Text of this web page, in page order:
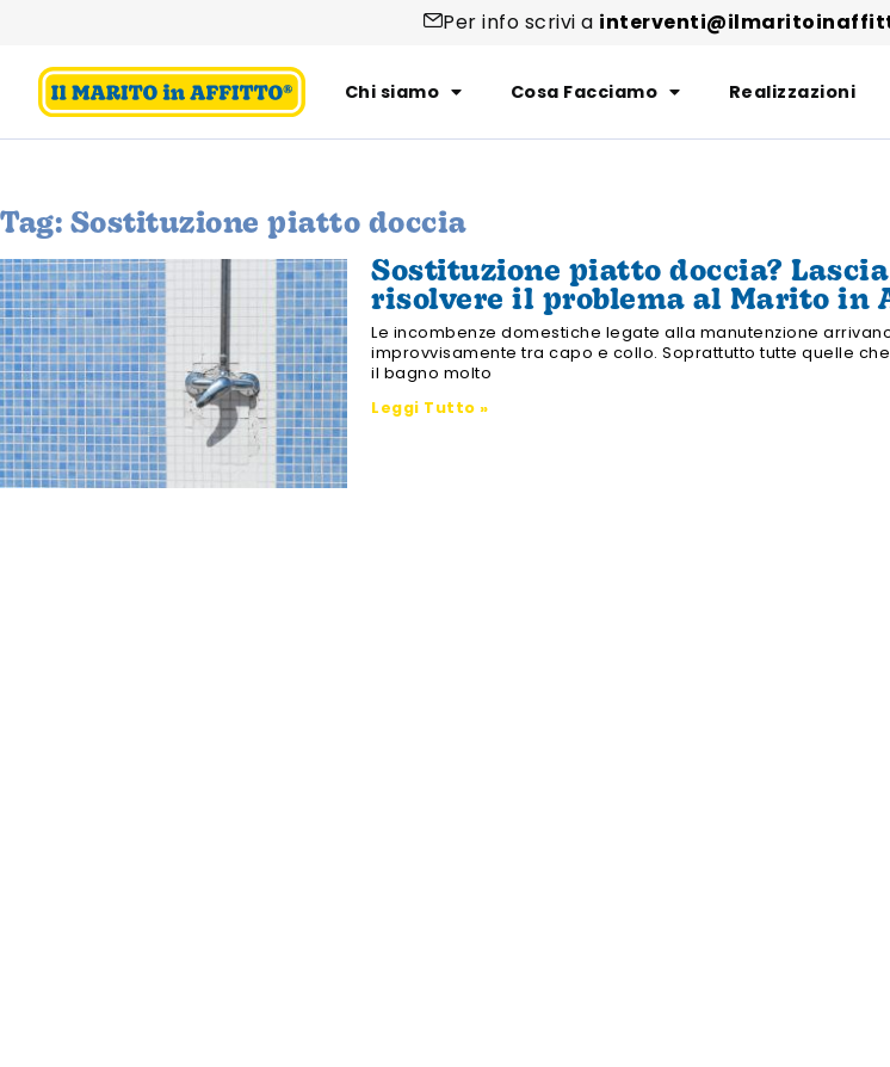
Per info scrivi a
Chi siamo Cosa Facciamo Realizzazioni
Tag: Sostituzione piatto doccia
Sostituzione piatto doccia? Lascia
risolvere il problema al Marito in
Le incombenze domestiche legate alla manutenzione
improvvisamente tra capo e collo. Soprattutto tutte quelle
il bagno molto
Leggi Tutto »